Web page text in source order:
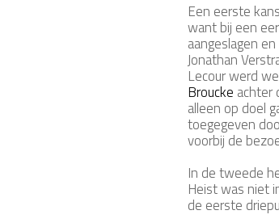
Een eerste
want bij een
aangeslagen
Jonathan
Lecour werd
Broucke achter
alleen op doel
toegegeven
voorbij de
In de tweede
Heist was niet
de eerste